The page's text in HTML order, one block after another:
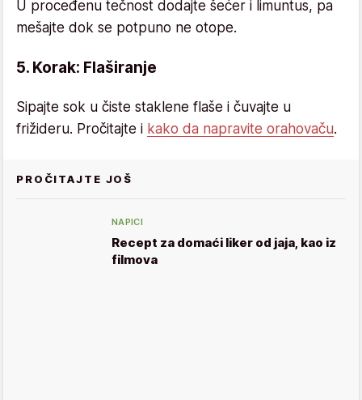
U proceđenu tečnost dodajte šećer i limuntus, pa
mešajte dok se potpuno ne otope.
5. Korak: Flaširanje
Sipajte sok u čiste staklene flaše i čuvajte u
frižideru. Pročitajte i kako da napravite orahovaču.
PROČITAJTE JOŠ
NAPICI
Recept za domaći liker od jaja, kao iz
filmova